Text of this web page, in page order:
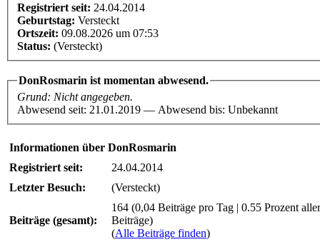
Registriert seit: 24.04.2014
Geburtstag: Versteckt
Ortszeit: 09.08.2026 um 07:53
Status: (Versteckt)
DonRosmarin ist momentan abwesend.
Grund: Nicht angegeben.
Abwesend seit: 21.01.2019 — Abwesend bis: Unbekannt
Informationen über DonRosmarin
Registriert seit:
24.04.2014
Letzter Besuch:
(Versteckt)
Beiträge (gesamt):
164 (0,04 Beiträge pro Tag | 0.55 Prozent aller
Beiträge)
(Alle Beiträge finden)